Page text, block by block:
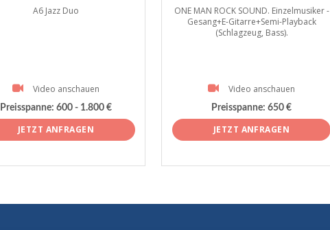
A6 Jazz Duo
Video anschauen
Preisspanne: 600 - 1.800 €
JETZT ANFRAGEN
ONE MAN ROCK SOUND. Einzelmusiker -
Gesang+E-Gitarre+Semi-Playback
(Schlagzeug, Bass).
Video anschauen
Preisspanne: 650 €
JETZT ANFRAGEN